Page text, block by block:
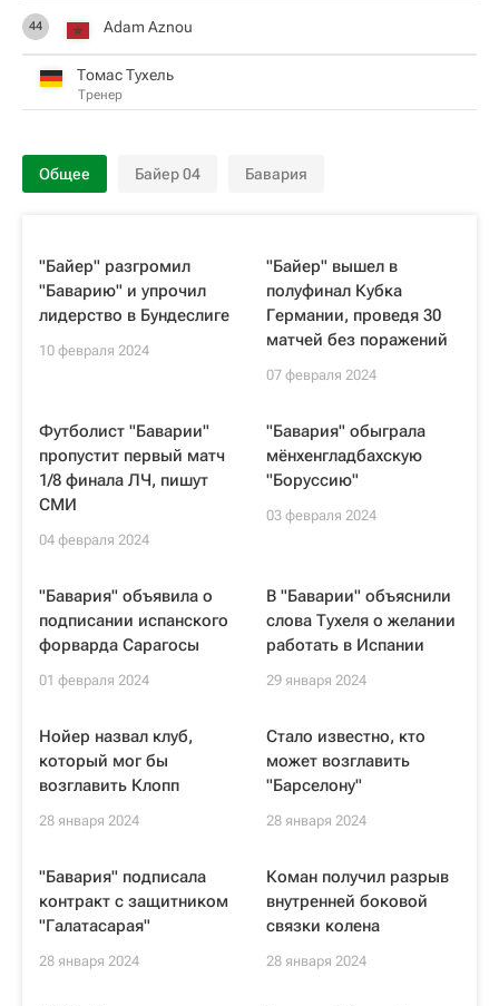
44 Adam Aznou
Томас Тухель
Тренер
Общее Байер 04 Бавария
"Байер" разгромил
"Баварию" и упрочил
лидерство в Бундеслиге
10 февраля 2024
"Байер" вышел в
полуфинал Кубка
Германии, проведя 30
матчей без поражений
07 февраля 2024
Футболист "Баварии"
пропустит первый матч
1/8 финала ЛЧ, пишут
СМИ
04 февраля 2024
"Бавария" обыграла
мёнхенгладбахскую
"Боруссию"
03 февраля 2024
"Бавария" объявила о
подписании испанского
форварда Сарагосы
01 февраля 2024
В "Баварии" объяснили
слова Тухеля о желании
работать в Испании
29 января 2024
Нойер назвал клуб,
который мог бы
возглавить Клопп
28 января 2024
Стало известно, кто
может возглавить
"Барселону"
28 января 2024
"Бавария" подписала
контракт с защитником
"Галатасарая"
28 января 2024
Коман получил разрыв
внутренней боковой
связки колена
28 января 2024